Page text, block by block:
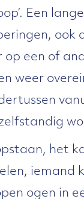
Een
ook
op een of
weer
het
iemand
ogen in